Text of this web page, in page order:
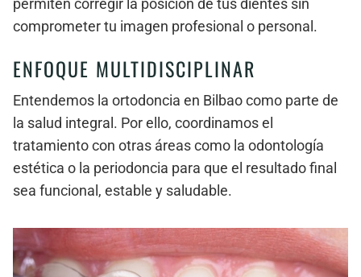
permiten corregir la posición de tus dientes sin
comprometer tu imagen profesional o personal.
ENFOQUE MULTIDISCIPLINAR
Entendemos la ortodoncia en Bilbao como parte de
la salud integral. Por ello, coordinamos el
tratamiento con otras áreas como la odontología
estética o la periodoncia para que el resultado final
sea funcional, estable y saludable.